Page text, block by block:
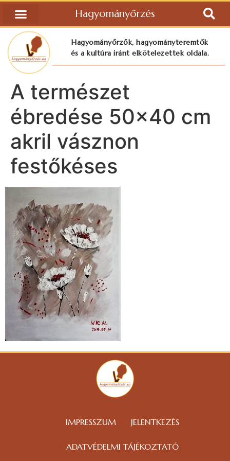
Hagyományőrzés
Hagyományőrzők, hagyományteremtők
és a kultúra iránt elkötelezettek oldala.
A természet
ébredése 50×40 cm
akril vásznon
festőkéses
IMPRESSZUM JELENTKEZÉS
ADATVÉDELMI TÁJÉKOZTATÓ